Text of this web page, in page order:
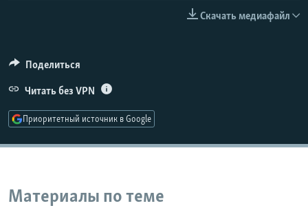
Скачать медиафайл
Поделиться
Читать без VPN
Приоритетный источник в Google
Материалы по теме